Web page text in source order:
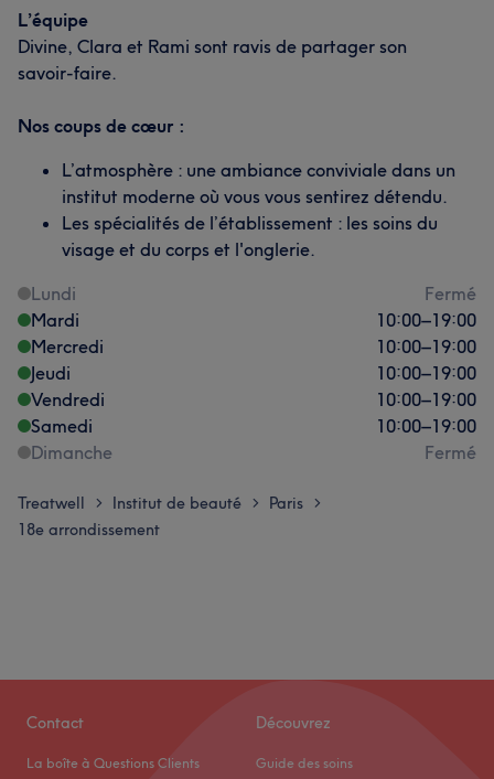
L’équipe
Divine, Clara et Rami sont ravis de partager son
savoir-faire.
Nos coups de cœur :
L’atmosphère : une ambiance conviviale dans un
institut moderne où vous vous sentirez détendu.
Les spécialités de l’établissement : les soins du
visage et du corps et l'onglerie.
Lundi
Fermé
Mardi
10:00–19:00
Mercredi
10:00–19:00
Jeudi
10:00–19:00
Vendredi
10:00–19:00
Samedi
10:00–19:00
Dimanche
Fermé
Treatwell > Institut de beauté > Paris >
18e arrondissement
Contact
La boîte à Questions Clients
Découvrez
Guide des soins